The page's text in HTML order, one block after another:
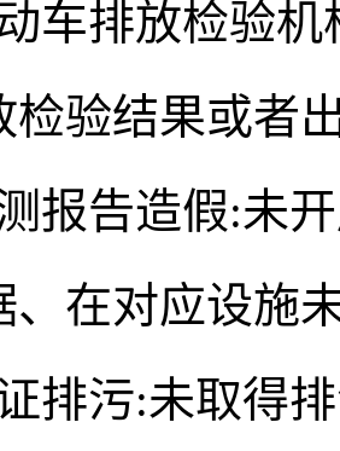
车排放检验
检验结果或者
报告造假:未
、在对应设施
排污:未取得